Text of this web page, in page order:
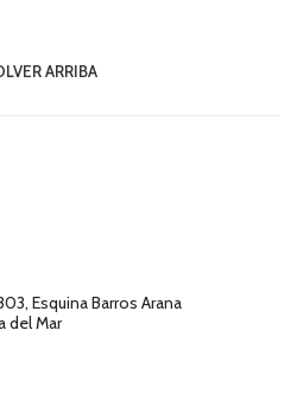
ARRIBA
Esquina Barros Arana
del Mar